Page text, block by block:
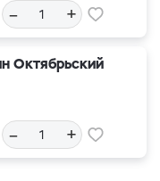
– +
Октябрьский
– +